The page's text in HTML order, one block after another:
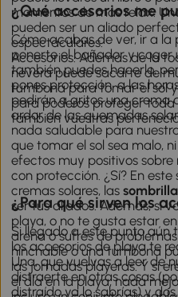
momentos de más relax.
pueden ser un aliado
espectaculares.
Accesorios. Además de la
nevera puede sacarte de
tumbona para tomar el sol
para poderos proteger
también vuestras
¿Qué accesorios me
Cómo acabas de ver, ir a la
ponerte el bañador y coger
también puedes hacerlo,
pones protección, a las
pedirán a gritos una crema
ardor de las quemadas
nada saludable para
que tomar el sol sea malo,
efectos muy positivos sobre
con protección. ¿Sí? En
cremas solares, las
ser tus aliados. Además, si
playa, o no te gusta estar
arena o sufres de
hinchable o una tumbona
las jornadas playeras. Y si
el día en la playa, nada
¿Para qué sirven los
Si llegado a este punto aún
los accesorios de playa te
Una, que vuelvas a leer de
distraerte en otras cosas
distraído ya lo sabrías) y